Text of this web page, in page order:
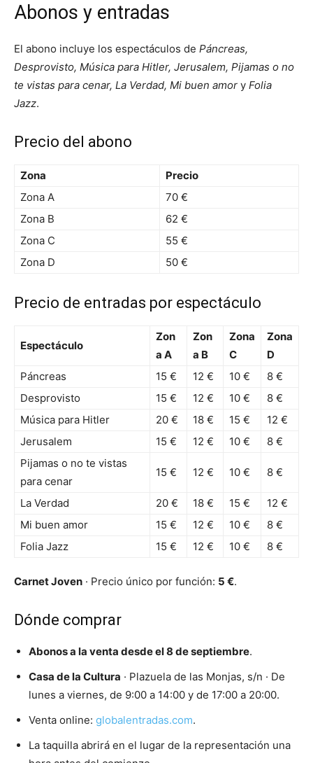
Abonos y entradas
El abono incluye los espectáculos de Páncreas,
Desprovisto, Música para Hitler, Jerusalem, Pijamas o no
te vistas para cenar, La Verdad, Mi buen amor y Folia
Jazz.
Precio del abono
Zona
Precio
Zona A
70 €
Zona B
62 €
Zona C
55 €
Zona D
50 €
Precio de entradas por espectáculo
Espectáculo
Zon
a A
Zon
a B
Zona
C
Zona
D
Páncreas
15 € 12 € 10 €
8 €
Desprovisto
15 € 12 € 10 €
8 €
Música para Hitler
20 € 18 € 15 €
12 €
Jerusalem
15 € 12 € 10 €
8 €
Pijamas o no te vistas
para cenar
15 € 12 € 10 € 8 €
La Verdad 20 € 18 € 15 €
12 €
Mi buen amor
15 € 12 € 10 €
8 €
Folia Jazz
15 € 12 € 10 € 8 €
Carnet Joven · Precio único por función: 5 €.
Dónde comprar
Abonos a la venta desde el 8 de septiembre.
Casa de la Cultura · Plazuela de las Monjas, s/n · De
lunes a viernes, de 9:00 a 14:00 y de 17:00 a 20:00.
Venta online: globalentradas.com.
La taquilla abrirá en el lugar de la representación una